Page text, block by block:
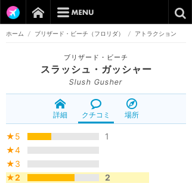
ホーム / ブリザード・ビーチ（フロリダ） / アトラクション
ブリザード・ビーチ
スラッシュ・ガッシャー
Slush Gusher
詳細 クチコミ 場所
★5
1
★4
★3
★2
2